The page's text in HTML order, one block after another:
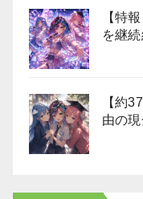
【特
を継
【約
由の